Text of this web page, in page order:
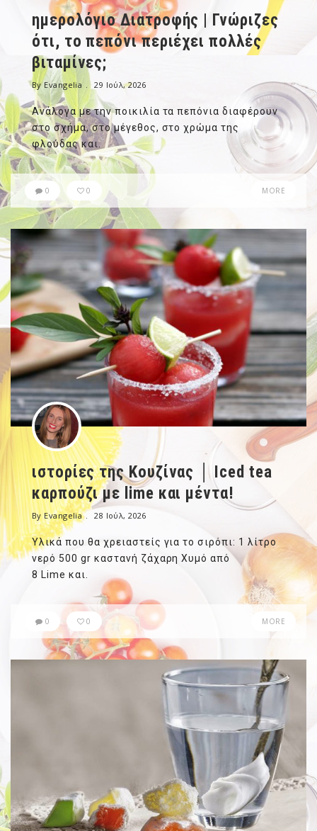
ημερολόγιο Διατροφής | Γνώριζες
ότι, το πεπόνι περιέχει πολλές
βιταμίνες;
By Evangelia 29 Ιούλ, 2026
Ανάλογα με την ποικιλία τα πεπόνια διαφέρουν
στο σχήμα, στο μέγεθος, στο χρώμα της
φλούδας και.
0 0 MORE
ιστορίες της Κουζίνας │ Iced tea
καρπούζι με lime και μέντα!
By Evangelia 28 Ιούλ, 2026
Υλικά που θα χρειαστείς για το σιρόπι: 1 λίτρο
νερό 500 gr καστανή ζάχαρη Χυμό από
8 Lime και.
0 0 MORE